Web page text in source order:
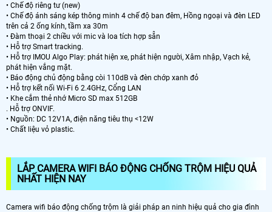
• Chế độ riêng tư (new)
• Chế độ ánh sáng kép thông minh 4 chế độ ban đêm, Hồng ngoại và đèn LED
trên cả 2 ống kính, tầm xa 30m
• Đàm thoại 2 chiều với mic và loa tích hợp sẵn
• Hỗ trợ Smart tracking.
• Hỗ trợ IMOU Algo Play: phát hiện xe, phát hiện người, Xâm nhập, Vạch kẻ,
phát hiện vắng mặt.
• Báo động chủ động bằng còi 110dB và đèn chớp xanh đỏ
• Hỗ trợ kết nối Wi-Fi 6 2.4GHz, Cổng LAN
• Khe cắm thẻ nhớ Micro SD max 512GB
. Hỗ trợ ONVIF.
• Nguồn: DC 12V1A, điện năng tiêu thụ <12W
• Chất liệu vỏ plastic.
LẮP CAMERA WIFI BÁO ĐỘNG CHỐNG TRỘM HIỆU QUẢ
NHẤT HIỆN NAY
Camera wifi báo động chống trộm là giải pháp an ninh hiệu quả cho gia đình